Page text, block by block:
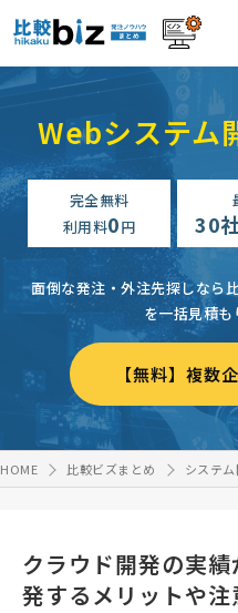
Webシステム
完全無料
利用料0円 30
面倒な発注・外注先探しなら比
を一括見積も
【無料】複数
HOME 比較ビズまとめ システ
クラウド開発の実
発するメリットや